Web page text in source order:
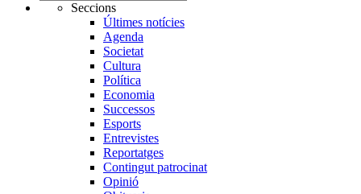
Seccions
Últimes notícies
Agenda
Societat
Cultura
Política
Economia
Successos
Esports
Entrevistes
Reportatges
Contingut patrocinat
Opinió